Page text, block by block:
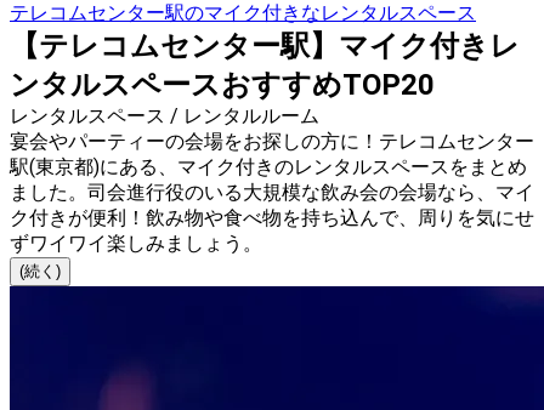
テレコムセンター駅のマイク付きなレンタルスペース
【テレコムセンター駅】マイク付きレ
ンタルスペースおすすめTOP20
レンタルスペース / レンタルルーム
宴会やパーティーの会場をお探しの方に！テレコムセンター
駅(東京都)にある、マイク付きのレンタルスペースをまとめ
ました。司会進行役のいる大規模な飲み会の会場なら、マイ
ク付きが便利！飲み物や食べ物を持ち込んで、周りを気にせ
ずワイワイ楽しみましょう。
(続く)